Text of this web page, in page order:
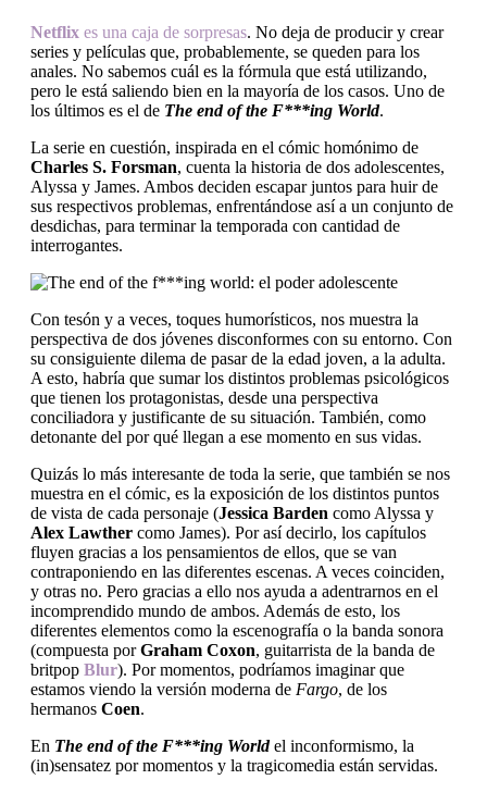
Netflix es una caja de sorpresas. No deja de producir y crear
series y películas que, probablemente, se queden para los
anales. No sabemos cuál es la fórmula que está utilizando,
pero le está saliendo bien en la mayoría de los casos. Uno de
los últimos es el de The end of the F***ing World.
La serie en cuestión, inspirada en el cómic homónimo de
Charles S. Forsman, cuenta la historia de dos adolescentes,
Alyssa y James. Ambos deciden escapar juntos para huir de
sus respectivos problemas, enfrentándose así a un conjunto de
desdichas, para terminar la temporada con cantidad de
interrogantes.
Con tesón y a veces, toques humorísticos, nos muestra la
perspectiva de dos jóvenes disconformes con su entorno. Con
su consiguiente dilema de pasar de la edad joven, a la adulta.
A esto, habría que sumar los distintos problemas psicológicos
que tienen los protagonistas, desde una perspectiva
conciliadora y justificante de su situación. También, como
detonante del por qué llegan a ese momento en sus vidas.
Quizás lo más interesante de toda la serie, que también se nos
muestra en el cómic, es la exposición de los distintos puntos
de vista de cada personaje (Jessica Barden como Alyssa y
Alex Lawther como James). Por así decirlo, los capítulos
fluyen gracias a los pensamientos de ellos, que se van
contraponiendo en las diferentes escenas. A veces coinciden,
y otras no. Pero gracias a ello nos ayuda a adentrarnos en el
incomprendido mundo de ambos. Además de esto, los
diferentes elementos como la escenografía o la banda sonora
(compuesta porGraham Coxon, guitarrista de la banda de
britpop Blur). Por momentos, podríamos imaginar que
estamos viendo la versión moderna de Fargo, de los
hermanos Coen.
En The end of the F***ing Worldel inconformismo, la
(in)sensatez por momentos y la tragicomedia están servidas.